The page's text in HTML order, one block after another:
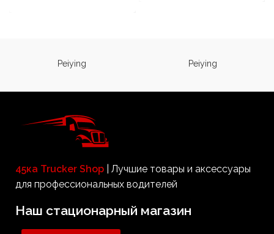
ситуации на помощь
напряжения , так как они
12/24В в обычную бытовую
розетку. Вы можете купить
продукты Volt с высокой
выходной мощностью до 1000
питание для требовательных
устройств.
состоянии.
Peiying Peiying
45ка Trucker Shop | Лучшие товары и аксессуары
для профессиональных водителей
Наш стационарный магазин​